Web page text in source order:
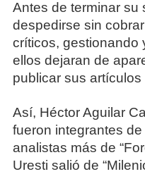
Antes de terminar su
despedirse sin
críticos, gestionando
ellos dejaran de
publicar sus
Así, Héctor Aguilar
fueron integrantes
analistas más de
Uresti salió de